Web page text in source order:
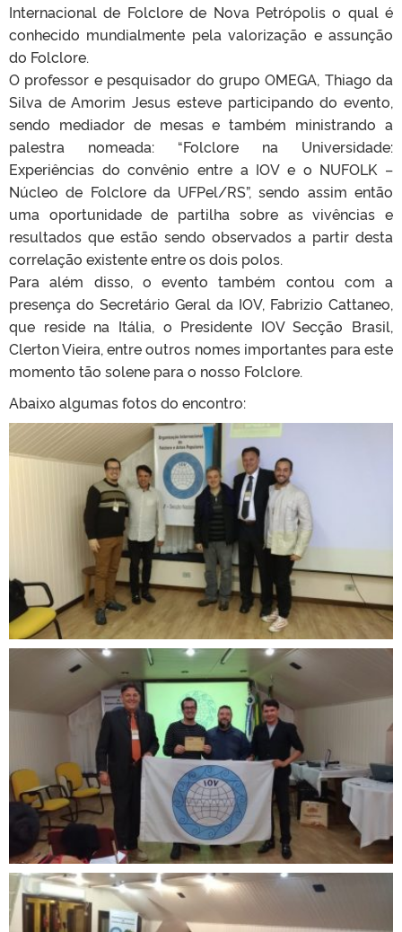
Internacional de Folclore de Nova Petrópolis o qual é
conhecido mundialmente pela valorização e assunção
do Folclore.
O professor e pesquisador do grupo OMEGA, Thiago da
Silva de Amorim Jesus esteve participando do evento,
sendo mediador de mesas e também ministrando a
palestra nomeada: “Folclore na Universidade:
Experiências do convênio entre a IOV e o NUFOLK –
Núcleo de Folclore da UFPel/RS”, sendo assim então
uma oportunidade de partilha sobre as vivências e
resultados que estão sendo observados a partir desta
correlação existente entre os dois polos.
Para além disso, o evento também contou com a
presença do Secretário Geral da IOV, Fabrizio Cattaneo,
que reside na Itália, o Presidente IOV Secção Brasil,
Clerton Vieira, entre outros nomes importantes para este
momento tão solene para o nosso Folclore.
Abaixo algumas fotos do encontro: